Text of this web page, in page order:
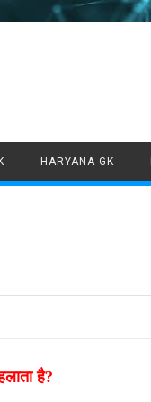
HARYANA GK
है?